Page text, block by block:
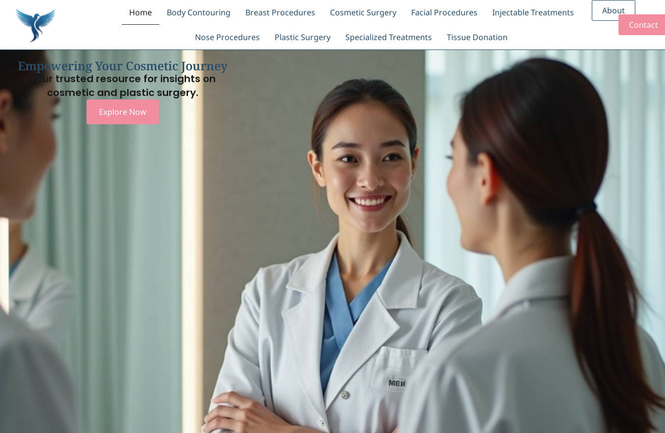
Home Body Contouring Breast Procedures Cosmetic Surgery Facial Procedures Injectable Treatments
Nose Procedures Plastic Surgery Specialized Treatments Tissue Donation
About
Contact
Empowering Your Cosmetic Journey
Your trusted resource for insights on
cosmetic and plastic surgery.
Explore Now